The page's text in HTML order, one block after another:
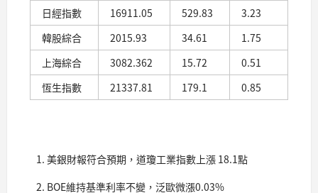
日經指數
16911.05 529.83
3.23
韓股綜合
2015.93 34.61
1.75
上海綜合
3082.362 15.72
0.51
恆生指數
21337.81 179.1 0.85
美銀財報符合預期，道瓊工業指數上漲 18.1點
BOE維持基準利率不變，泛歐微漲0.03%